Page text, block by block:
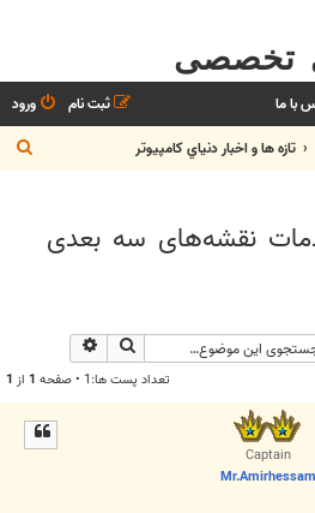
تخصصی
با ما ورود
ثبت نام
تازه ها و اخبار دنياي کامپيوتر
س
نقشه‌های سه بعدی
جستجو
تعداد پست ها:1 • صفحه 1 از 1
Captain
Mr.Amirhessam